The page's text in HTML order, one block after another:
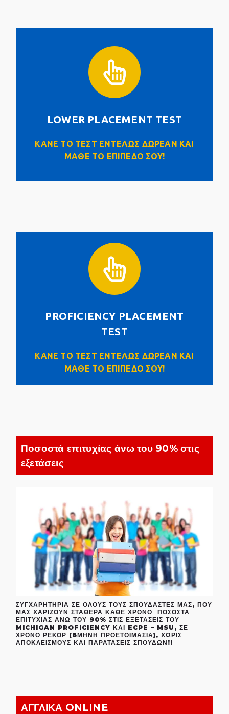
LOWER PLACEMENT TEST
ΚΑΝΕ ΤΟ ΤΕΣΤ ΕΝΤΕΛΩΣ ΔΩΡΕΑΝ ΚΑΙ
ΜΑΘΕ ΤΟ ΕΠΙΠΕΔΟ ΣΟΥ!
LOWER PLACEMENT TEST
Click Here
PROFICIENCY PLACEMENT
TEST
ΚΑΝΕ ΤΟ ΤΕΣΤ ΕΝΤΕΛΩΣ ΔΩΡΕΑΝ ΚΑΙ
ΜΑΘΕ ΤΟ ΕΠΙΠΕΔΟ ΣΟΥ!
PROFICIENCY PLACEMENT TEST
Click Here
Ποσοστά επιτυχίας άνω του 90% στις
εξετάσεις
ΣΥΓΧΑΡΗΤΉΡΙΑ ΣΕ ΌΛΟΥΣ ΤΟΥΣ ΣΠΟΥΔΑΣΤΈΣ ΜΑΣ, ΠΟΥ
ΜΑΣ ΧΑΡΊΖΟΥΝ ΣΤΑΘΕΡΆ ΚΆΘΕ ΧΡΌΝΟ ΠΟΣΟΣΤΆ
ΕΠΙΤΥΧΊΑΣ ΆΝΩ ΤΟΥ 90% ΣΤΙΣ ΕΞΕΤΆΣΕΙΣ ΤΟΥ
MICHIGAN PROFICIENCY ΚΑΙ ECPE – MSU, ΣΕ
ΧΡΌΝΟ ΡΕΚΌΡ (8ΜΗΝΗ ΠΡΟΕΤΟΙΜΑΣΊΑ), ΧΩΡΊΣ
ΑΠΟΚΛΕΙΣΜΟΎΣ ΚΑΙ ΠΑΡΑΤΆΣΕΙΣ ΣΠΟΥΔΏΝ!!
ΑΓΓΛΙΚΑ ONLINE